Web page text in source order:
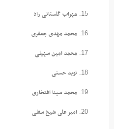
مهراب گلستانی راد
محمد مهدی جعفری
محمد امین سهیلی
نوید حسنی
محمد سینا افتخاری
امیر علی شیخ سفلی